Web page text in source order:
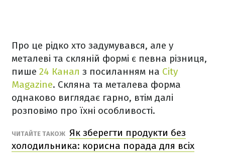
Про це рідко хто задумувався, але у
металеві та скляній формі є певна різниця,
пише 24 Канал з посиланням на City
Magazine. Скляна та металева форма
однаково виглядає гарно, втім далі
розповімо про їхні особливості.
ЧИТАЙТЕ ТАКОЖ Як зберегти продукти без
холодильника: корисна порада для всіх